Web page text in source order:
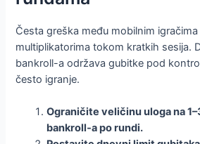
Česta greška među mobilnim
multiplikatorima tokom kratkih sesija.
bankroll-a održava gubitke pod
često igranje.
Ograničite veličinu uloga na
bankroll‑a po rundi.